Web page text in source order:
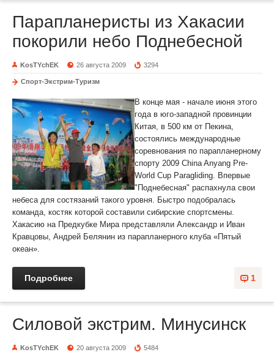
Парапланеристы из Хакасии
покорили небо Поднебесной
KosTYchEK 26 августа 2009 3294
Спорт-Экстрим-Туризм
В конце мая - начале июня этого
года в юго-западной провинции
Китая, в 500 км от Пекина,
состоялись международные
соревнования по парапланерному
спорту 2009 China Anyang Pre-
World Cup Paragliding. Впервые
"Поднебесная" распахнула свои
небеса для состязаний такого уровня. Быстро подобралась
команда, костяк которой составили сибирские спортсмены.
Хакасию на Предкубке Мира представляли Александр и Иван
Кравцовы, Андрей Белянин из парапланерного клуба «Пятый
океан».
1
Подробнее
Силовой экстрим. Минусинск
KosTYchEK 20 августа 2009 5484